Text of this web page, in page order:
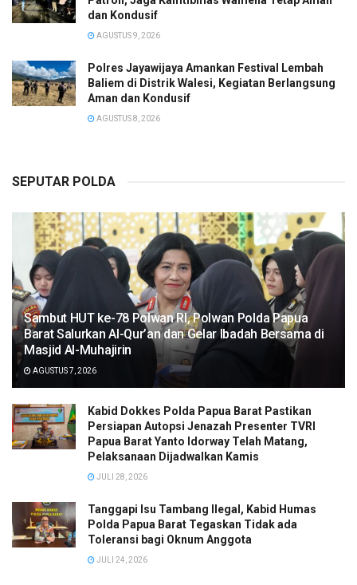
dan Kondusif
AGUSTUS 9, 2026
Polres Jayawijaya Amankan Festival Lembah
Baliem di Distrik Walesi, Kegiatan Berlangsung
Aman dan Kondusif
AGUSTUS 8, 2026
SEPUTAR POLDA
Sambut HUT ke-78 Polwan RI, Polwan Polda Papua
Barat Salurkan Al-Qur’an dan Gelar Ibadah Bersama di
Masjid Al-Muhajirin
AGUSTUS 7, 2026
Kabid Dokkes Polda Papua Barat Pastikan
Persiapan Autopsi Jenazah Presenter TVRI
Papua Barat Yanto Idorway Telah Matang,
Pelaksanaan Dijadwalkan Kamis
JULI 28, 2026
Tanggapi Isu Tambang Ilegal, Kabid Humas
Polda Papua Barat Tegaskan Tidak ada
Toleransi bagi Oknum Anggota
JULI 24, 2026